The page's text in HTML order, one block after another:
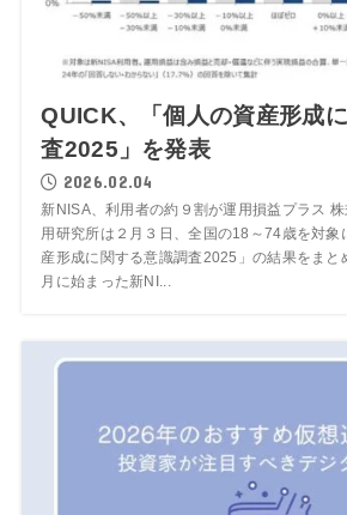
QUICK、「個人の資産形成
査2025」を発表
2026.02.04
新NISA、利用者の約９割が運用損益プラス
用研究所は２月３日、全国の18～74歳を対象
産形成に関する意識調査2025」の結果をまと
月に始まった新NI...